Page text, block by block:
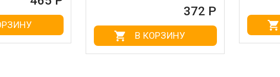
В КОРЗИНУ
В КОРЗИНУ